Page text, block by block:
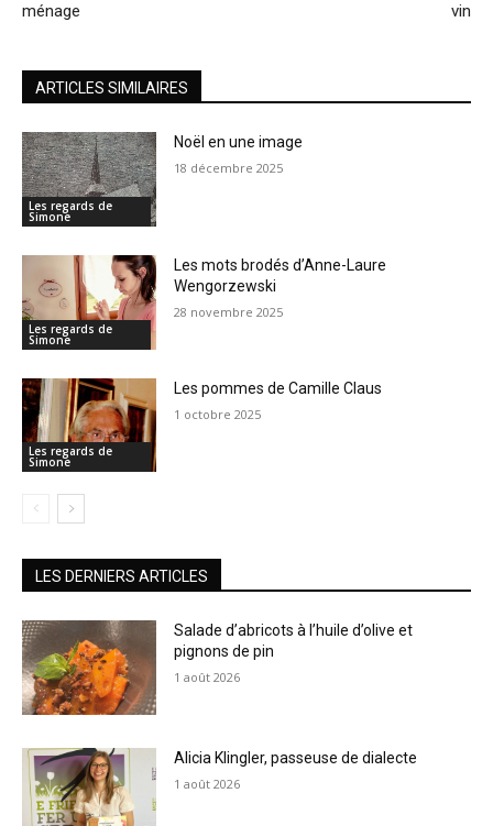
ménage
vin
ARTICLES SIMILAIRES
Les regards de
Simone
Noël en une image
18 décembre 2025
Les regards de
Simone
Les mots brodés d’Anne-Laure
Wengorzewski
28 novembre 2025
Les regards de
Simone
Les pommes de Camille Claus
1 octobre 2025
LES DERNIERS ARTICLES
Salade d’abricots à l’huile d’olive et
pignons de pin
1 août 2026
Alicia Klingler, passeuse de dialecte
1 août 2026